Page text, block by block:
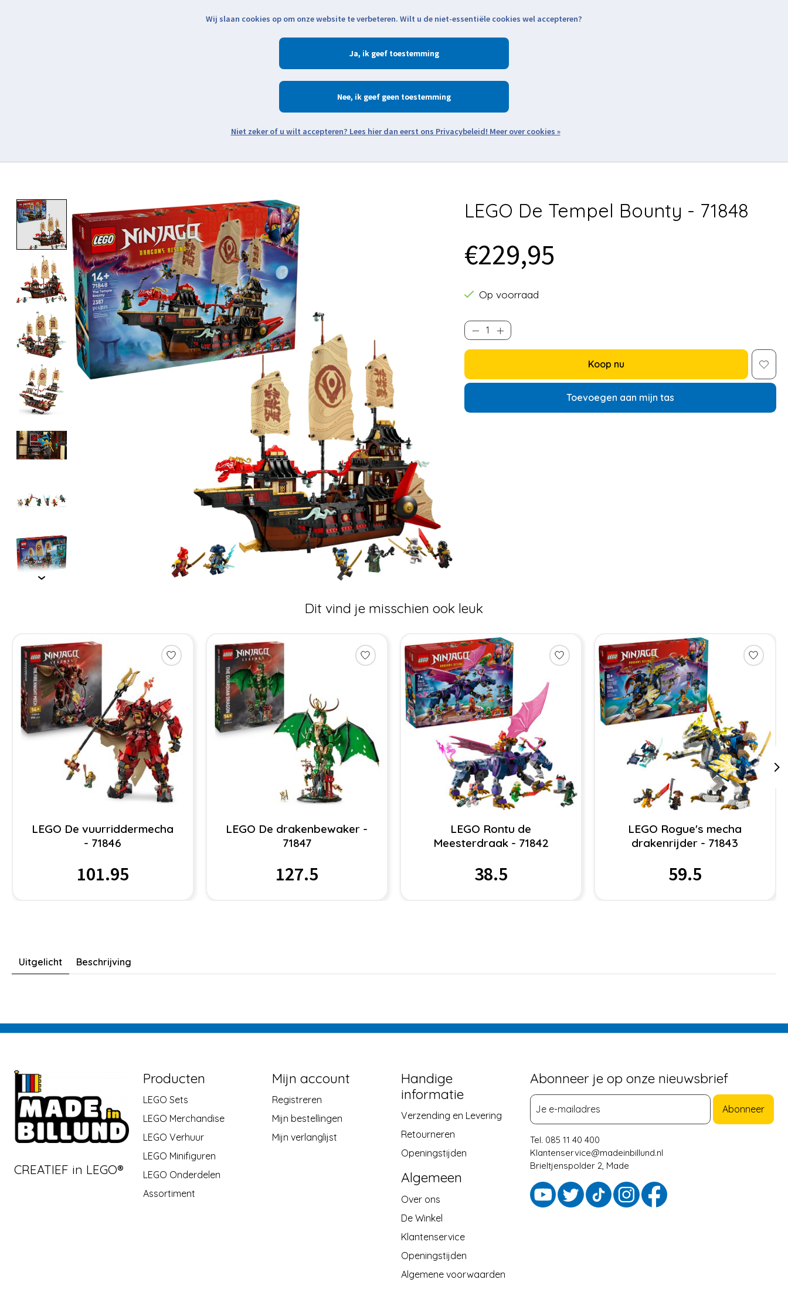
Zoeken
Product image slideshow Items LEGO De Tempel Bounty - 71848
€229,95
Op voorraad
Koop nu
Toevoegen aan mijn tas
Dit vind je misschien ook leuk
Items van productcarrousel
LEGO De vuurriddermecha
- 71846
101.95
LEGO De drakenbewaker -
71847
127.5
LEGO Rontu de
Meesterdraak - 71842
38.5
LEGO Rogue's mecha
drakenrijder - 71843
59.5
Uitgelicht Beschrijving
CREATIEF in LEGO®
Producten
LEGO Sets
LEGO Merchandise
LEGO Verhuur
LEGO Minifiguren
LEGO Onderdelen
Assortiment
Mijn account
Registreren
Mijn bestellingen
Mijn verlanglijst
Handige
informatie
Verzending en Levering
Retourneren
Openingstijden
Algemeen
Over ons
De Winkel
Klantenservice
Openingstijden
Algemene voorwaarden
Abonneer je op onze nieuwsbrief
Abonneer
Tel. 085 11 40 400
Klantenservice@madeinbillund.nl
Brieltjenspolder 2, Made
Wij slaan cookies op om onze website te verbeteren. Wilt u de niet-essentiële cookies wel accepteren?
Ja
Nee
Meer over cookies »